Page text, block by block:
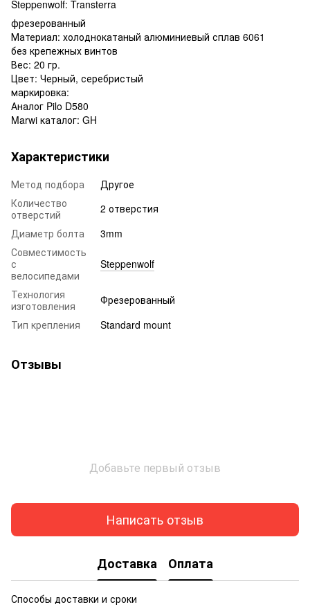
Steppenwolf: Transterra
фрезерованный
Материал: холоднокатаный алюминиевый сплав 6061
без крепежных винтов
Вес: 20 гр.
Цвет: Черный, серебристый
маркировка:
Аналог Pilo D580
Marwi каталог: GH
Характеристики
Метод подбора
Другое
Количество
отверстий
2 отверстия
Диаметр болта
3mm
Совместимость
с
велосипедами
Steppenwolf
Технология
изготовления
Фрезерованный
Тип крепления
Standard mount
Отзывы
Добавьте первый отзыв
Написать отзыв
Доставка Оплата
Способы доставки и сроки